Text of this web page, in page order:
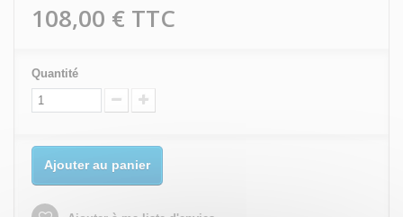
108,00 € TTC
Quantité
Ajouter au panier